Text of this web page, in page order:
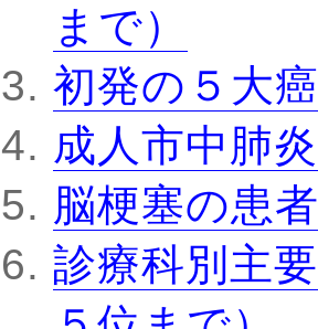
まで）
初発の５大
成人市中肺
脳梗塞の患
診療科別主